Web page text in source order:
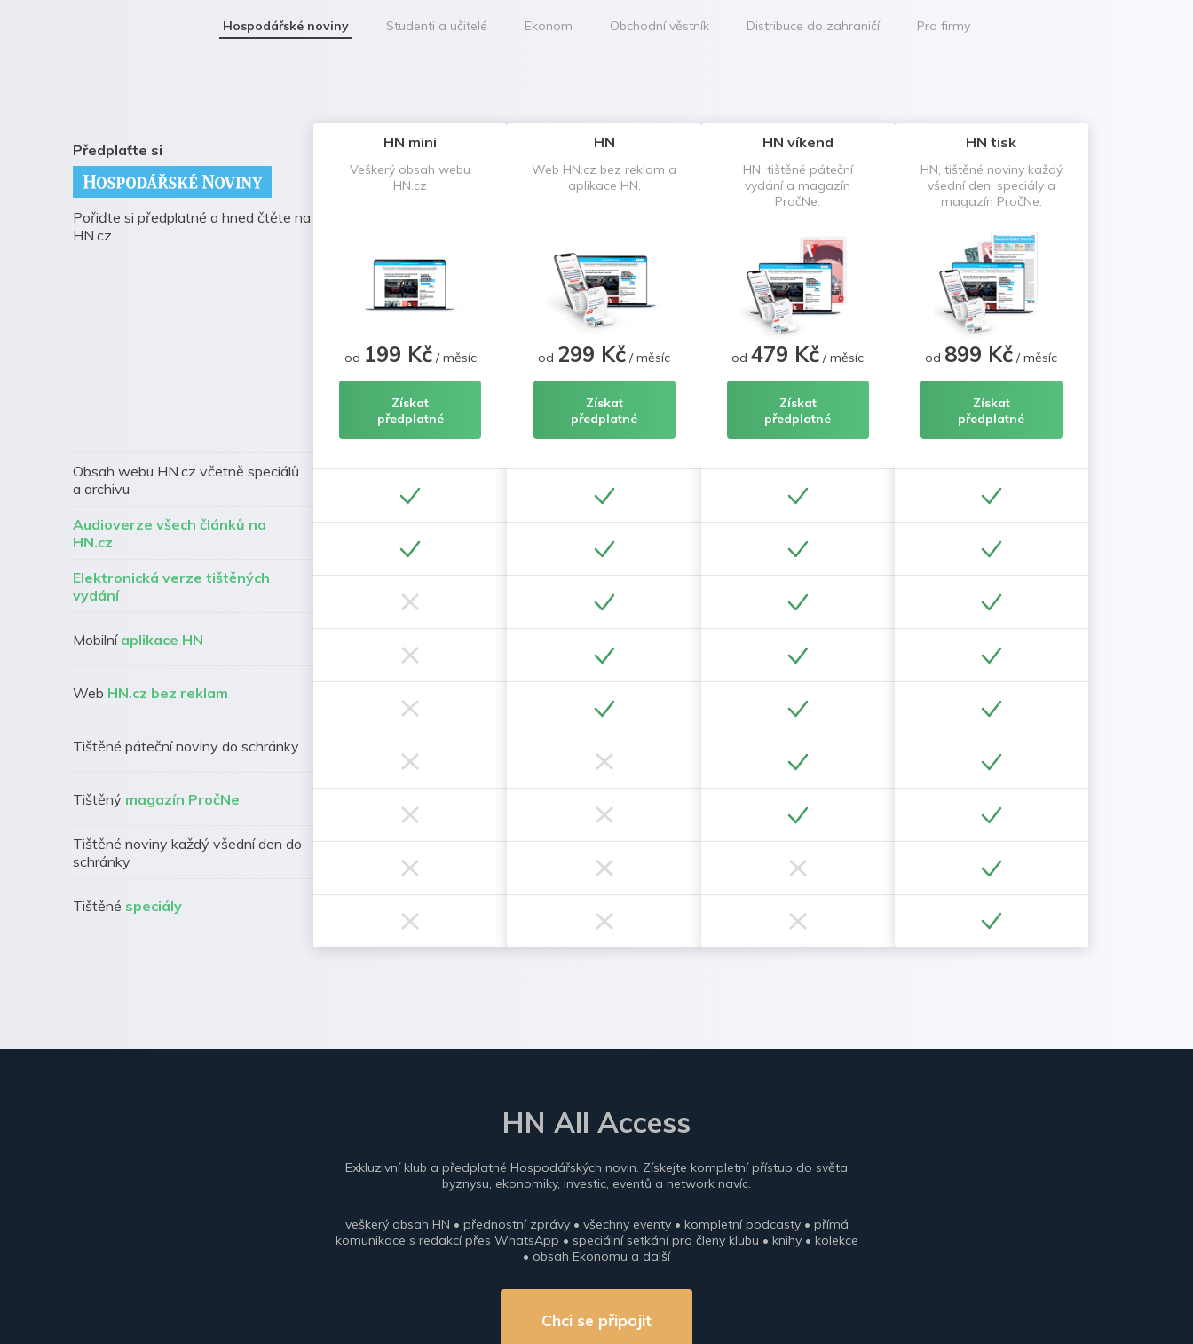
Hospodářské noviny Studenti a učitelé Ekonom Obchodní věstník Distribuce do zahraničí Pro firmy
Předplaťte si
Pořiďte si předplatné a hned čtěte na
HN.cz.
Obsah webu HN.cz včetně speciálů
a archivu
Audioverze všech článků na
HN.cz
Elektronická verze tištěných
vydání
Mobilní aplikace HN
Web HN.cz bez reklam
Tištěné páteční noviny do schránky
Tištěný magazín PročNe
Tištěné noviny každý všední den do
schránky
Tištěné speciály
HN mini
Veškerý obsah webu
HN.cz
od 199 Kč/ měsíc
Získat
předplatné
HN
Web HN.cz bez reklam a
aplikace HN.
od 299 Kč / měsíc
Získat
předplatné
HN víkend
HN, tištěné páteční
vydání a magazín
PročNe.
od479 Kč / měsíc
Získat
předplatné
HN tisk
HN, tištěné noviny každý
všední den, speciály a
magazín PročNe.
od 899 Kč / měsíc
Získat
předplatné
HN All Access
Exkluzivní klub a předplatné Hospodářských novin. Získejte kompletní přístup do světa
byznysu, ekonomiky, investic, eventů a network navíc.
veškerý obsah HN • přednostní zprávy • všechny eventy • kompletní podcasty • přímá
komunikace s redakcí přes WhatsApp • speciální setkání pro členy klubu • knihy • kolekce
• obsah Ekonomu a další
Chci se připojit